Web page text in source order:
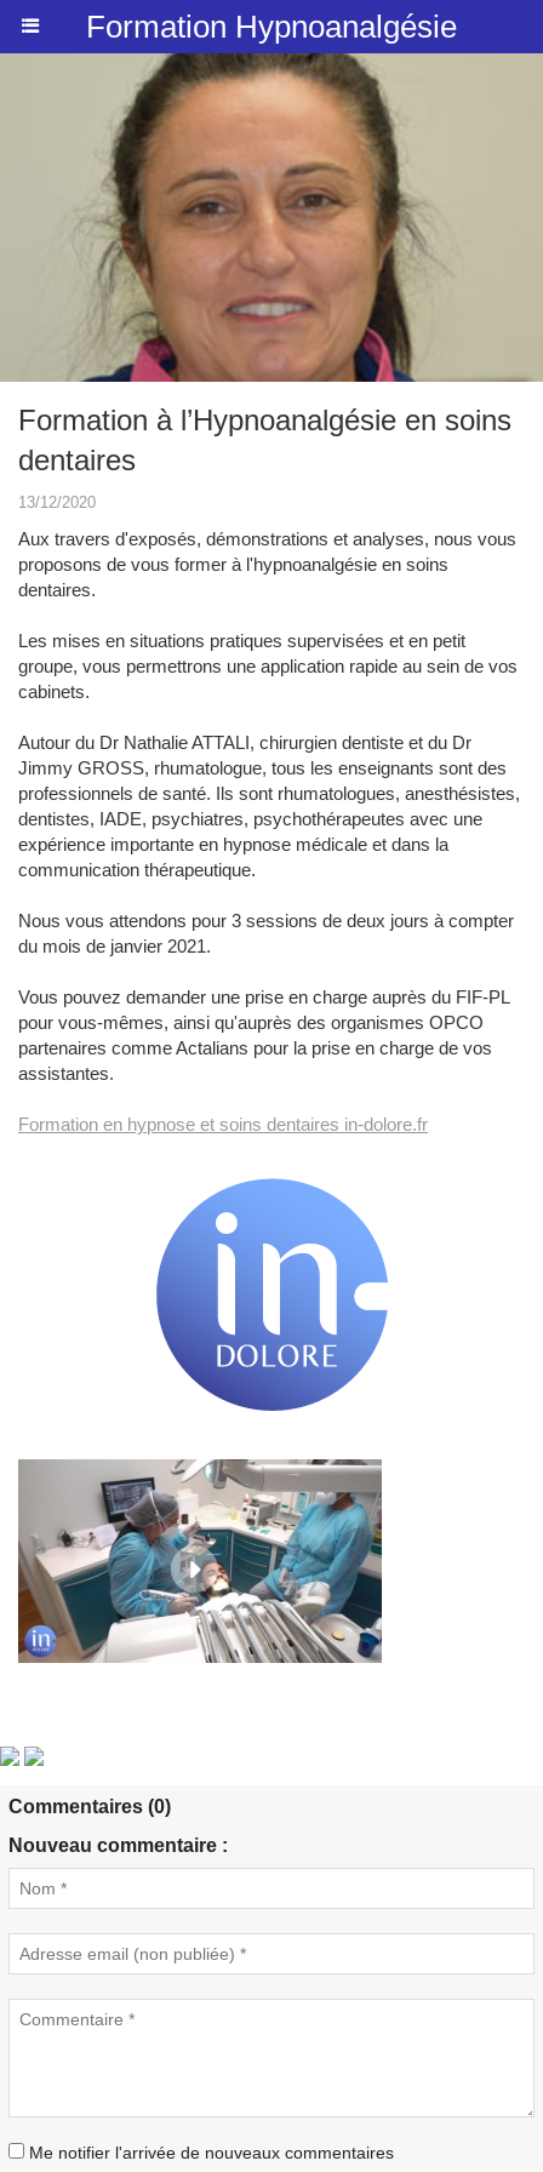
Formation Hypnoanalgésie
Formation à l’Hypnoanalgésie en soins
dentaires
13/12/2020
Aux travers d'exposés, démonstrations et analyses, nous vous
proposons de vous former à l'hypnoanalgésie en soins
dentaires.
Les mises en situations pratiques supervisées et en petit
groupe, vous permettrons une application rapide au sein de vos
cabinets.
Autour du Dr Nathalie ATTALI, chirurgien dentiste et du Dr
Jimmy GROSS, rhumatologue, tous les enseignants sont des
professionnels de santé. Ils sont rhumatologues, anesthésistes,
dentistes, IADE, psychiatres, psychothérapeutes avec une
expérience importante en hypnose médicale et dans la
communication thérapeutique.
Nous vous attendons pour 3 sessions de deux jours à compter
du mois de janvier 2021.
Vous pouvez demander une prise en charge auprès du FIF-PL
pour vous-mêmes, ainsi qu'auprès des organismes OPCO
partenaires comme Actalians pour la prise en charge de vos
assistantes.
Formation en hypnose et soins dentaires in-dolore.fr
Commentaires (0)
Nouveau commentaire :
Me notifier l'arrivée de nouveaux commentaires